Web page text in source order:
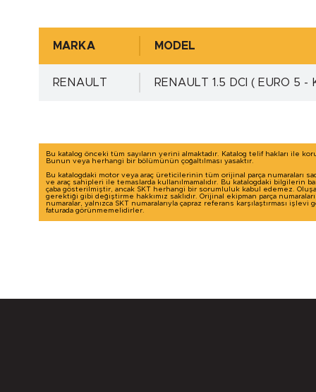
Mil Yüzey Pürüzlülük Değerleri - µm ( DIN
Yuva Toleransı - ISO H8 min.
Yuva Yüzey Pürüzlülük Değerleri - µm (
MARKA MODEL
RENAULT RENAULT 1.5 DCI ( EURO 5 -
Bu katalog önceki tüm sayıların yerini almaktadır. Katalog telif hakları ile
Bunun veya herhangi bir bölümünün çoğaltılması yasaktır.
Bu katalogdaki motor veya araç üreticilerinin tüm orijinal parça numaraları
ve araç sahipleri ile temaslarda kullanılmamalıdır. Bu katalogdaki bilgilerin
çaba gösterilmiştir, ancak SKT herhangi bir sorumluluk kabul edemez.
gerektiği gibi değiştirme hakkımız saklıdır. Orijinal ekipman parça
numaralar, yalnızca SKT numaralarıyla çapraz referans karşılaştırması
faturada görünmemelidirler.